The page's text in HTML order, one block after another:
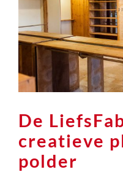
De
creatieve
polder